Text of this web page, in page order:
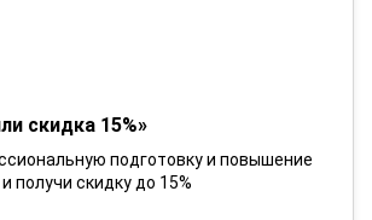
скидка 15%»
подготовку и повышение
получи скидку до 15%